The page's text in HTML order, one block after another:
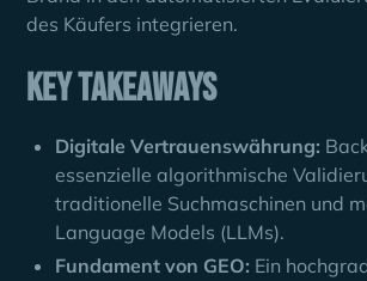
des Käufers integrieren.
Key Takeaways
Digitale Vertrauenswährung:
essenzielle algorithmische
traditionelle Suchmaschinen und
Language Models (LLMs).
Fundament von GEO: Ein